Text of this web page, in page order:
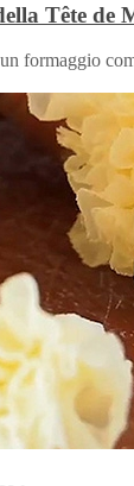
Tête de
formaggio